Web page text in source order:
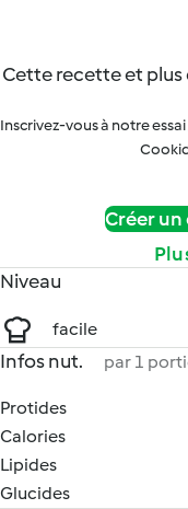
Cette recette et plus
Inscrivez-vous à notre
Créer
Niveau
facile
Infos nut. par 1
Protides
Calories
Lipides
Glucides